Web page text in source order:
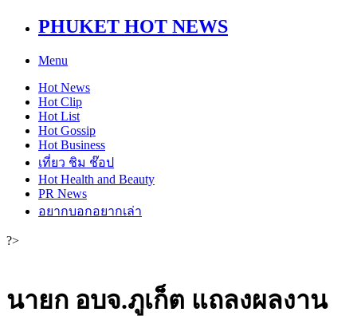
PHUKET HOT NEWS
Menu
Hot News
Hot Clip
Hot List
Hot Gossip
Hot Business
เที่ยว ชิม ช๊อป
Hot Health and Beauty
PR News
อยากบอกอยากเล่า
?>
นายก อบจ.ภูเก็ต แถลงผลงาน